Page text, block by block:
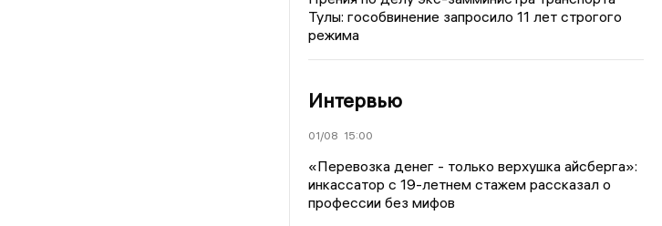
Тулы: гособвинение запросило 11 лет строгого
режима
Интервью
01/08 15:00
«Перевозка денег - только верхушка айсберга»:
инкассатор с 19-летнем стажем рассказал о
профессии без мифов